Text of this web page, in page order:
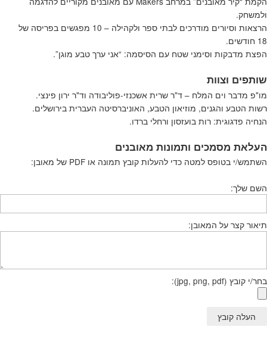
ולמשחק.
הרצאות וסיורים מודרכים לבתי ספר ולקהילה – 10 מפגשים בפריסה של
18 חודשים.
הפצת מדבקות וסימני שטח עם הסיסמה: “אני ערך טבע מוגן”.
שותפים וצוות
מו"פ מדבר וים המלח – ד"ר שרית אשכנזי-פוליבודה וד"ר ירון פינצי.
רשות הטבע והגנים, מוזיאון הטבע, האוניברסיטה העברית בירושלים.
הנחיה פדגוגית: רות בועזסון ורחלי ברדו.
העלאת מסמכים ותמונות מאובנים
השתמש/י בטופס למטה כדי להעלות קובץ תמונה או PDF של מאובן:
השם שלך:
תיאור קצר על המאובן:
בחר/י קובץ (jpg, png, pdf):
העלה קובץ